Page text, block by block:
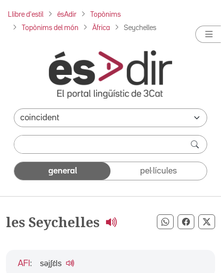
Llibre d'estil ésAdir Topònims
Topònims del món Àfrica Seychelles
general pel·lícules
les Seychelles Compartir
AFI : səjʃɛ́ls